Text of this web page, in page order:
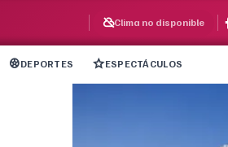
Clima no disponible
DEPORTES ESPECTÁCULOS